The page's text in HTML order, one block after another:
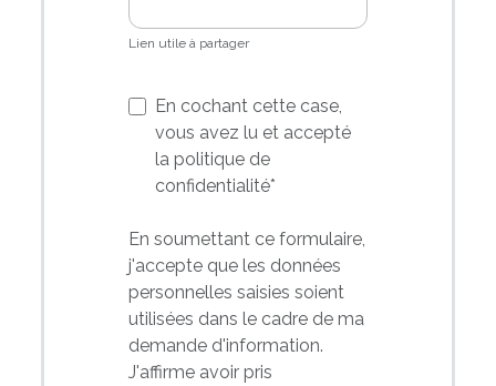
Lien utile à partager
En cochant cette case,
vous avez lu et accepté
la politique de
confidentialité*
En soumettant ce formulaire,
j'accepte que les données
personnelles saisies soient
utilisées dans le cadre de ma
demande d'information.
J'affirme avoir pris